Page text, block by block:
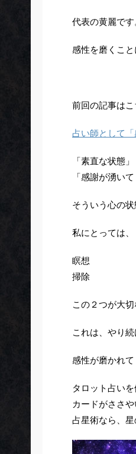
代表の黄麗です
感性を磨くこと
前回の記事はこ
占い師として「
「素直な状態」
「感謝が湧いて
そういう心の状
私にとっては、
瞑想
掃除
この２つが大切
これは、やり続
感性が磨かれ
タロット占いを
カードがささ
占星術なら、星